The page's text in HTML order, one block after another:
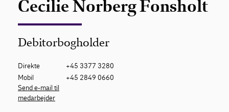
Cecilie Norberg Fonsholt
Debitorbogholder
Direkte
+45 3377 3280
Mobil
+45 2849 0660
Send e-mail til
medarbejder